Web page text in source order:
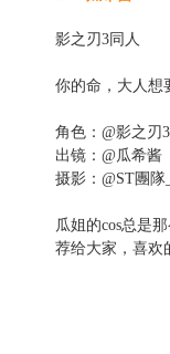
影之刃3同人
你的命，大人想
角色：@影之刃
出镜：@瓜希酱
摄影：@ST團隊
瓜姐的cos总是
荐给大家，喜欢